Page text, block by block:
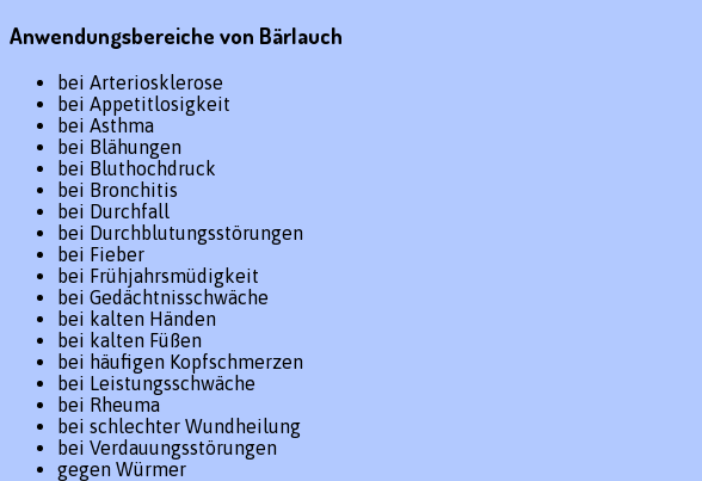
Anwendungsbereiche von Bärlauch
bei Arteriosklerose
bei Appetitlosigkeit
bei Asthma
bei Blähungen
bei Bluthochdruck
bei Bronchitis
bei Durchfall
bei Durchblutungsstörungen
bei Fieber
bei Frühjahrsmüdigkeit
bei Gedächtnisschwäche
bei kalten Händen
bei kalten Füßen
bei häufigen Kopfschmerzen
bei Leistungsschwäche
bei Rheuma
bei schlechter Wundheilung
bei Verdauungsstörungen
gegen Würmer